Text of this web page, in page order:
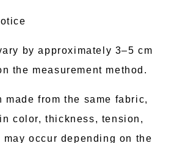
by approximately 3–5 cm
the measurement method.
made from the same fabric,
color, thickness, tension,
occur depending on the